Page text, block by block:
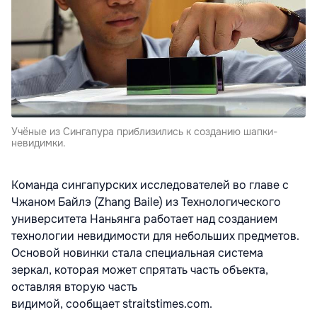
Учёные из Сингапура приблизились к созданию шапки-
невидимки.
Команда сингапурских исследователей во главе с
Чжаном Байлэ (Zhang Baile) из Технологического
университета Наньянга работает над созданием
технологии невидимости для небольших предметов.
Основой новинки стала специальная система
зеркал, которая может спрятать часть объекта,
оставляя вторую часть
видимой, сообщает straitstimes.com.